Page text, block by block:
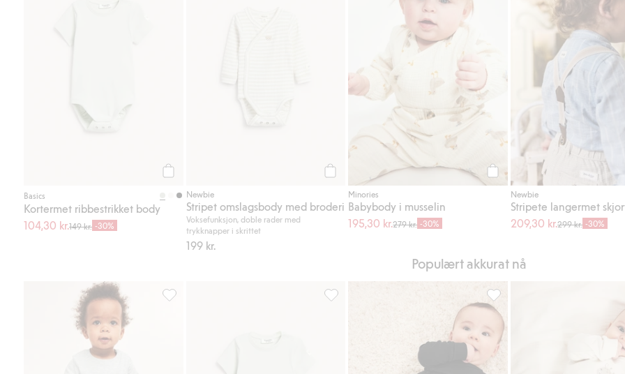
Basics
Kortermet ribbestrikket body
104,30 kr.149 kr. -30%
Legg til
Newbie
Stripet omslagsbody med broderi
Voksefunksjon, doble rader med
trykknapper i skrittet
199 kr.
Legg til
Minories
Babybody i musselin
195,30 kr.279 kr. -30%
Newbie
Stripete langermet
209,30 kr.299 kr. -30%
Populært akkurat nå
Kortermet ribbestrikket body, Legg til i favoriter
Kosebukse med børstet